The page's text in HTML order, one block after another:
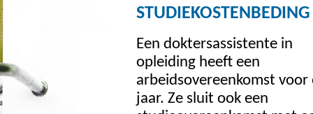
Een doktersassistente in
opleiding heeft een
arbeidsovereenkomst voor
jaar. Ze sluit ook een